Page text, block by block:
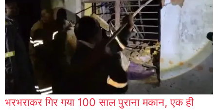
भरभराकर गिर गया 100 साल पुराना मकान, एक ही